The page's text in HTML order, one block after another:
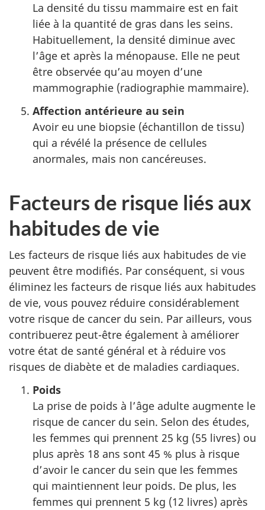
La densité du tissu mammaire est en fait
liée à la quantité de gras dans les seins.
Habituellement, la densité diminue avec
l’âge et après la ménopause. Elle ne peut
être observée qu’au moyen d’une
mammographie (radiographie mammaire).
Affection antérieure au sein
Avoir eu une biopsie (échantillon de tissu)
qui a révélé la présence de cellules
anormales, mais non cancéreuses.
Facteurs de risque liés aux
habitudes de vie
Les facteurs de risque liés aux habitudes de vie
peuvent être modifiés. Par conséquent, si vous
éliminez les facteurs de risque liés aux habitudes
de vie, vous pouvez réduire considérablement
votre risque de cancer du sein. Par ailleurs, vous
contribuerez peut-être également à améliorer
votre état de santé général et à réduire vos
risques de diabète et de maladies cardiaques.
Poids
La prise de poids à l’âge adulte augmente le
risque de cancer du sein. Selon des études,
les femmes qui prennent 25 kg (55 livres) ou
plus après 18 ans sont 45 % plus à risque
d’avoir le cancer du sein que les femmes
qui maintiennent leur poids. De plus, les
femmes qui prennent 5 kg (12 livres) après